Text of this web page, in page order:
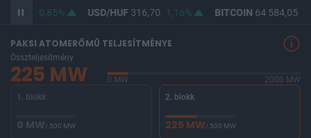
364,80 0,85% USD/HUF316,70 1,16% BITCOIN 64 584,05
PAKSI ATOMERŐMŰ TELJESÍTMÉNYE
Összteljesítmény
225 MW 0 MW
2000 MW
1. blokk
0 MW/ 500 MW
2. blokk
225 MW/ 500 MW